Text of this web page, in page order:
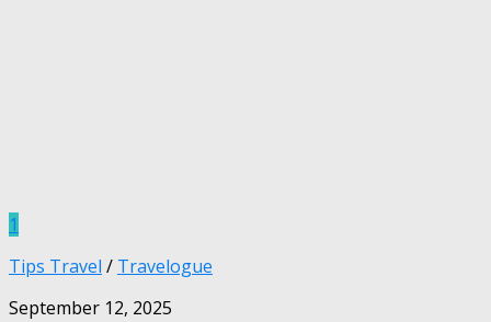
1
Tips Travel / Travelogue
September 12, 2025